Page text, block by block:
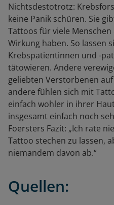
Nichtsdestotrotz:
keine Panik schüren. Sie
Tattoos für viele
Wirkung haben. So lassen
Krebspatientinnen und -
tätowieren. Andere
geliebten Verstorbenen
andere fühlen sich mit
einfach wohler in ihrer
insgesamt einfach noch
Foersters Fazit: „Ich rate
Tattoo stechen zu lassen,
niemandem davon ab.“
Quellen: